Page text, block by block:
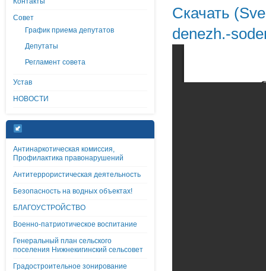
Совет
График приема депутатов
Депутаты
Регламент совета
Устав
НОВОСТИ
Антинаркотическая комиссия,
Профилактика правонарушений
Антитеррористическая деятельность
Безопасность на водных объектах!
БЛАГОУСТРОЙСТВО
Военно-патриотическое воспитание
Генеральный план сельского
поселения Нижнекигинский сельсовет
Градостроительное зонирование
Скачать
denezh.-